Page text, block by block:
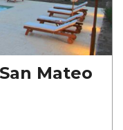
Mateo